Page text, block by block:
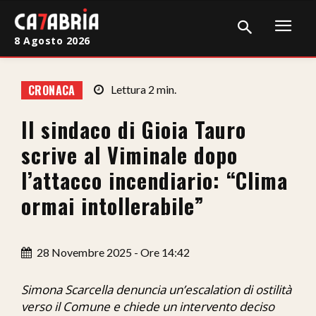
Cronaca
Giudiziaria
Politica
Sport
Sanità
Economia
8 Agosto 2026
CRONACA Lettura 2 min.
Il sindaco di Gioia Tauro
scrive al Viminale dopo
l’attacco incendiario: “Clima
ormai intollerabile”
28 Novembre 2025 - Ore 14:42
Simona Scarcella denuncia un’escalation di ostilità
verso il Comune e chiede un intervento deciso